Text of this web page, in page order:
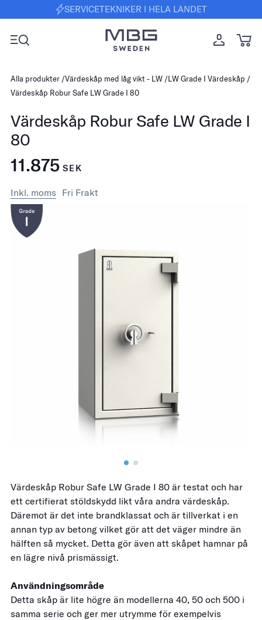
SERVICETEKNIKER I HELA LANDET
Alla produkter Värdeskåp med låg vikt - LW
LW Grade I Värdeskåp
Värdeskåp Robur Safe LW Grade I 80
Värdeskåp Robur Safe LW Grade I
80
11.875 SEK
Inkl. moms Fri Frakt
Värdeskåp Robur Safe LW Grade I 80 är testat och har
ett certifierat stöldskydd likt våra andra värdeskåp.
Däremot är det inte brandklassat och är tillverkat i en
annan typ av betong vilket gör att det väger mindre än
hälften så mycket. Detta gör även att skåpet hamnar på
en lägre nivå prismässigt.
Användningsområde
Detta skåp är lite högre än modellerna 40, 50 och 500 i
samma serie och ger mer utrymme för exempelvis